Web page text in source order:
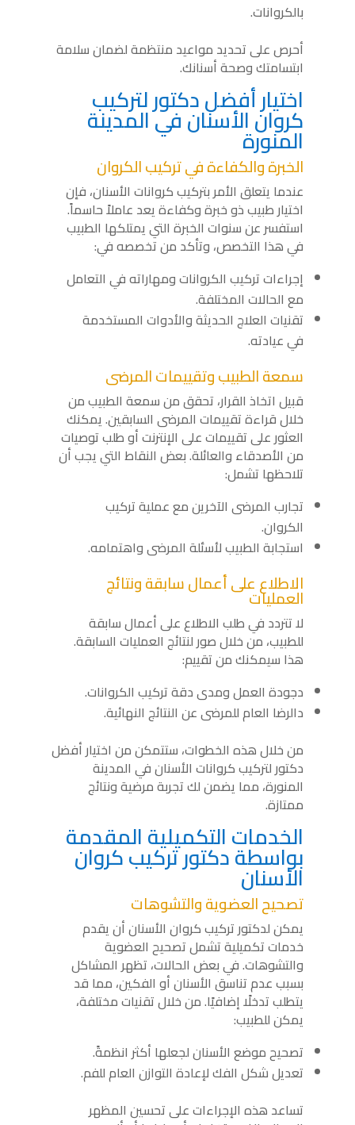
بالكروانات.
أحرص على تحديد مواعيد منتظمة لضمان سلامة
ابتسامتك وصحة أسنانك.
اختيار أفضل دكتور لتركيب
كروان الأسنان في المدينة
المنورة
الخبرة والكفاءة في تركيب الكروان
عندما يتعلق الأمر بتركيب كروانات الأسنان، فإن
اختيار طبيب ذو خبرة وكفاءة يعد عاملاً حاسماً.
استفسر عن سنوات الخبرة التي يمتلكها الطبيب
في هذا التخصص، وتأكد من تخصصه في:
إجراءات تركيب الكروانات ومهاراته في التعامل
مع الحالات المختلفة.
تقنيات العلاج الحديثة والأدوات المستخدمة
في عيادته.
سمعة الطبيب وتقييمات المرضى
قبيل اتخاذ القرار، تحقق من سمعة الطبيب من
خلال قراءة تقييمات المرضى السابقين. يمكنك
العثور على تقييمات على الإنترنت أو طلب توصيات
من الأصدقاء والعائلة. بعض النقاط التي يجب أن
تلاحظها تشمل:
تجارب المرضى الآخرين مع عملية تركيب
الكروان.
استجابة الطبيب لأسئلة المرضى واهتمامه.
الاطلاع على أعمال سابقة ونتائج
العمليات
لا تتردد في طلب الاطلاع على أعمال سابقة
للطبيب، من خلال صور لنتائج العمليات السابقة.
هذا سيمكنك من تقييم:
دجودة العمل ومدى دقة تركيب الكروانات.
دالرضا العام للمرضى عن النتائج النهائية.
من خلال هذه الخطوات، ستتمكن من اختيار أفضل
دكتور لتركيب كروانات الأسنان في المدينة
المنورة، مما يضمن لك تجربة مرضية ونتائج
ممتازة.
الخدمات التكميلية المقدمة
بواسطة دكتور تركيب كروان
الأسنان
تصحيح العضوية والتشوهات
يمكن لدكتور تركيب كروان الأسنان أن يقدم
خدمات تكميلية تشمل تصحيح العضوية
والتشوهات. في بعض الحالات، تظهر المشاكل
بسبب عدم تناسق الأسنان أو الفكين، مما قد
يتطلب تدخلًا إضافيًا. من خلال تقنيات مختلفة،
يمكن للطبيب:
تصحيح موضع الأسنان لجعلها أكثر انظمةً.
تعديل شكل الفك لإعادة التوازن العام للفم.
تساعد هذه الإجراءات على تحسين المظهر